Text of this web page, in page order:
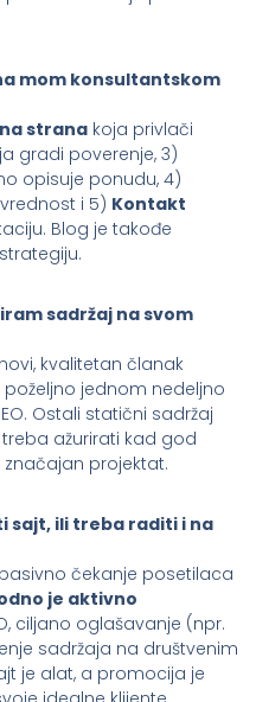
mom konsultantskom
strana koja privlači
gradi poverenje, 3)
opisuje ponudu, 4)
i 5) Kontakt
Blog je takođe
sadržaj na svom
kvalitetan članak
jednom nedeljno
Ostali statični sadržaj
ažurirati kad god
projektat.
sajt, ili treba raditi i na
čekanje posetilaca
je aktivno
ciljano oglašavanje (npr.
sadržaja na društvenim
je alat, a promocija je